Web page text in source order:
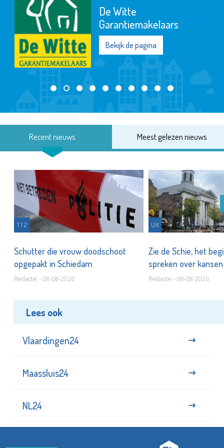
De Witte
Garantiemakelaars
Bekijk de pagina
Recent nieuws Meest gelezen nieuws
112
Schutter die vrouw doodschoot
opgepakt in Schiedam
Redactie - 08-08-2026
Uit
Zie de Schie, het
spreken over
Redactie - 08-08-2026
Lees ook
Vlaardingen24
Maassluis24
NL24